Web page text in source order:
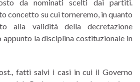
da nominati scelti dai partiti.
concetto su cui torneremo, in quanto
alla validità della decretazione
appunto la disciplina costituzionale in
fatti salvi i casi in cui il Governo